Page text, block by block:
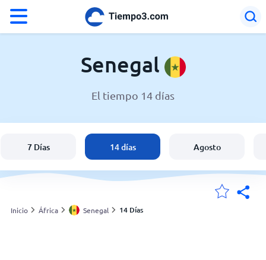
España
Argentina
Senegal
El tiempo 14 días
7 Días 14 días Agosto
Inicio África Senegal 14 Días